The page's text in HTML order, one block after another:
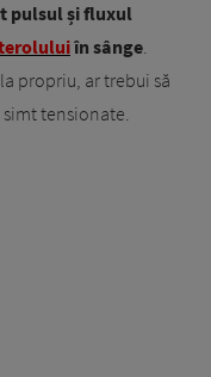
pulsul și fluxul
în sânge.
propriu, ar trebui să
tensionate.